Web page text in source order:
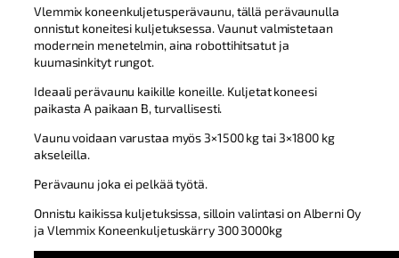
Vlemmix koneenkuljetusperävaunu, tällä perävaunulla
onnistut koneitesi kuljetuksessa. Vaunut valmistetaan
modernein menetelmin, aina robottihitsatut ja
kuumasinkityt rungot.
Ideaali perävaunu kaikille koneille. Kuljetat koneesi
paikasta A paikaan B, turvallisesti.
Vaunu voidaan varustaa myös 3×1500 kg tai 3×1800 kg
akseleilla.
Perävaunu joka ei pelkää työtä.
Onnistu kaikissa kuljetuksissa, silloin valintasi on Alberni Oy
ja Vlemmix Koneenkuljetuskärry 300 3000kg